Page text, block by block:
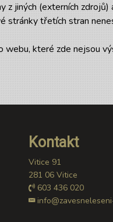
z jiných (externích
stránky třetích stran
které zde nejsou
Kontakt
Vitice 91
281 06 Vitice
603 436 020